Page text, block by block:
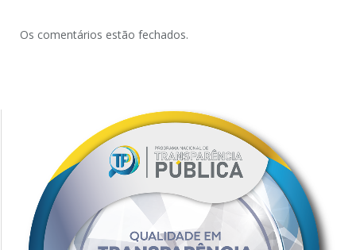
Os comentários estão fechados.